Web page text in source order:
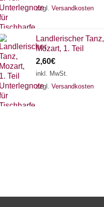
zzgl. Versandkosten
Landlerischer Tanz,
Mozart, 1. Teil
2,60€
inkl. MwSt.
zzgl. Versandkosten